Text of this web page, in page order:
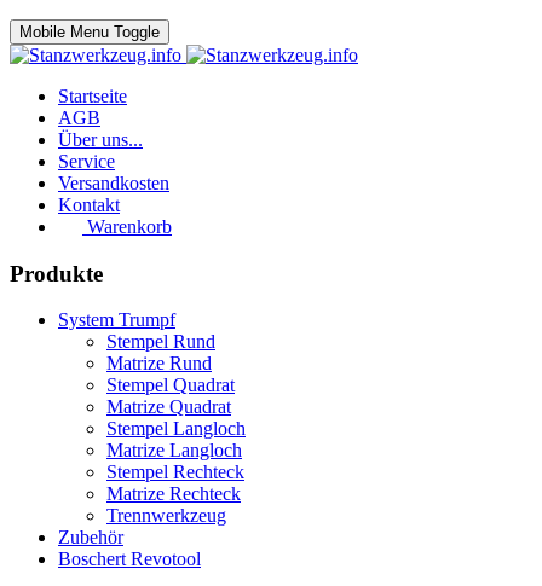
Mobile Menu Toggle
Startseite
AGB
Über uns...
Service
Versandkosten
Kontakt
Warenkorb
Produkte
System Trumpf
Stempel Rund
Matrize Rund
Stempel Quadrat
Matrize Quadrat
Stempel Langloch
Matrize Langloch
Stempel Rechteck
Matrize Rechteck
Trennwerkzeug
Zubehör
Boschert Revotool